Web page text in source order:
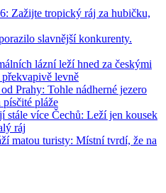
Zažijte tropický ráj za hubičku,
slavnější konkurenty.
lázní leží hned za českými
levně
Prahy: Tohle nádherné jezero
pláže
stále více Čechů: Leží jen kousek
ráj
matou turisty: Místní tvrdí, že na